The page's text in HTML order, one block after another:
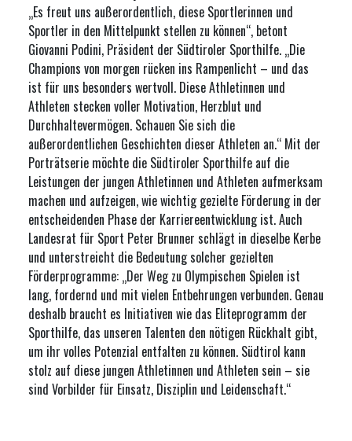
„Es freut uns außerordentlich, diese Sportlerinnen und
Sportler in den Mittelpunkt stellen zu können“, betont
Giovanni Podini, Präsident der Südtiroler Sporthilfe. „Die
Champions von morgen rücken ins Rampenlicht – und das
ist für uns besonders wertvoll. Diese Athletinnen und
Athleten stecken voller Motivation, Herzblut und
Durchhaltevermögen. Schauen Sie sich die
außerordentlichen Geschichten dieser Athleten an.“ Mit der
Porträtserie möchte die Südtiroler Sporthilfe auf die
Leistungen der jungen Athletinnen und Athleten aufmerksam
machen und aufzeigen, wie wichtig gezielte Förderung in der
entscheidenden Phase der Karriereentwicklung ist. Auch
Landesrat für Sport Peter Brunner schlägt in dieselbe Kerbe
und unterstreicht die Bedeutung solcher gezielten
Förderprogramme: „Der Weg zu Olympischen Spielen ist
lang, fordernd und mit vielen Entbehrungen verbunden. Genau
deshalb braucht es Initiativen wie das Eliteprogramm der
Sporthilfe, das unseren Talenten den nötigen Rückhalt gibt,
um ihr volles Potenzial entfalten zu können. Südtirol kann
stolz auf diese jungen Athletinnen und Athleten sein – sie
sind Vorbilder für Einsatz, Disziplin und Leidenschaft.“